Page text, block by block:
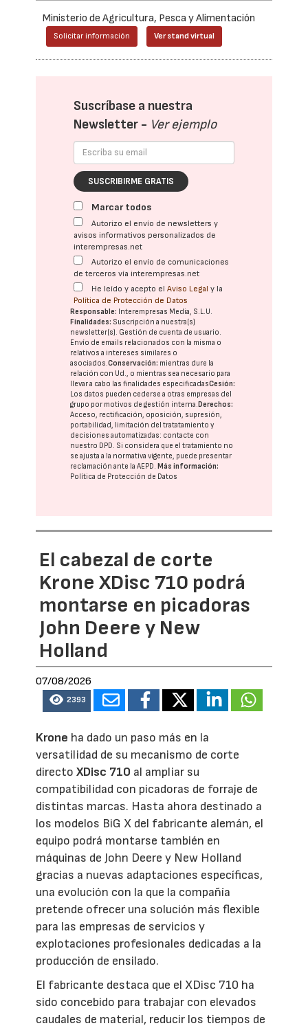
Ministerio de Agricultura, Pesca y Alimentación
Solicitar información Ver stand virtual
Suscríbase a nuestra
Newsletter - Ver ejemplo
SUSCRIBIRME GRATIS
Marcar todos
Autorizo el envío de newsletters y
avisos informativos personalizados de
interempresas.net
Autorizo el envío de comunicaciones
de terceros vía interempresas.net
He leído y acepto elAviso Legal y la
Política de Protección de Datos
Responsable: Interempresas Media, S.L.U.
Finalidades: Suscripción a nuestra(s)
newsletter(s). Gestión de cuenta de usuario.
Envío de emails relacionados con la misma o
relativos a intereses similares o
asociados.Conservación: mientras dure la
relación con Ud., o mientras sea necesario para
llevar a cabo las finalidades especificadasCesión:
Los datos pueden cederse a otras empresas del
grupo por motivos de gestión interna.Derechos:
Acceso, rectificación, oposición, supresión,
portabilidad, limitación del tratatamiento y
decisiones automatizadas: contacte con
nuestro DPD . Si considera que el tratamiento no
se ajusta a la normativa vigente, puede presentar
reclamación ante laAEPD .Más información:
Política de Protección de Datos
El cabezal de corte
Krone XDisc 710 podrá
montarse en picadoras
John Deere y New
Holland
07/08/2026
2393
Krone ha dado un paso más en la
versatilidad de su mecanismo de corte
directoXDisc 710 al ampliar su
compatibilidad con picadoras de forraje de
distintas marcas. Hasta ahora destinado a
los modelos BiG X del fabricante alemán, el
equipo podrá montarse también en
máquinas de John Deere y New Holland
gracias a nuevas adaptaciones específicas,
una evolución con la que la compañía
pretende ofrecer una solución más flexible
para las empresas de servicios y
explotaciones profesionales dedicadas a la
producción de ensilado.
El fabricante destaca que el XDisc 710 ha
sido concebido para trabajar con elevados
caudales de material, reducir los tiempos de